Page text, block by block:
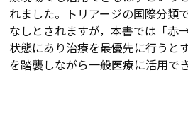
れました。トリアージの国際分類
なしとされますが，本書では「
状態にあり治療を最優先に行うと
を踏襲しながら一般医療に活用で